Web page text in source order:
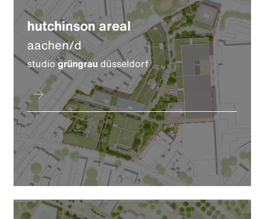
hutchinson areal
aachen/d
studiogrüngraudüsseldorf